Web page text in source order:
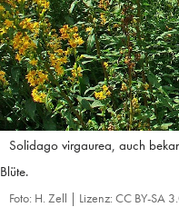
Solidago virgaurea, auch
Blüte.
Foto: H. Zell | Lizenz: CC BY-SA